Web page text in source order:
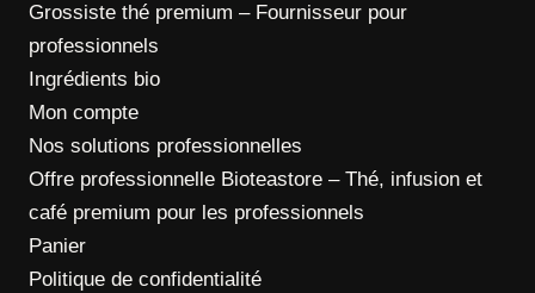
Grossiste thé premium – Fournisseur pour
professionnels
Ingrédients bio
Mon compte
Nos solutions professionnelles
Offre professionnelle Bioteastore – Thé, infusion et
café premium pour les professionnels
Panier
Politique de confidentialité